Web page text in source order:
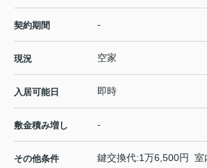
契約期間 -
現況 空家
入居可能日 即時
敷金積み増し -
その他条件 鍵交換代:1万6,500円 室